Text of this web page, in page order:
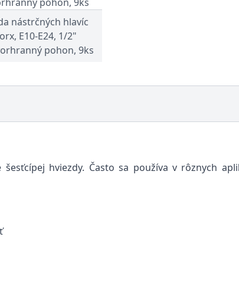
nástrčných hlavíc
E10-E24, 1/2"
pohon, 9ks
hviezdy. Často sa používa v rôznych